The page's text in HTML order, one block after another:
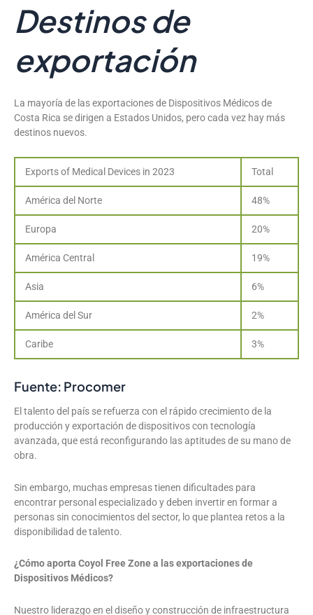
Destinos de
exportación
La mayoría de las exportaciones de Dispositivos Médicos de
Costa Rica se dirigen a Estados Unidos, pero cada vez hay más
destinos nuevos.
Exports of Medical Devices in 2023 Total
América del Norte 48%
Europa 20%
América Central 19%
Asia 6%
América del Sur 2%
Caribe 3%
Fuente: Procomer
El talento del país se refuerza con el rápido crecimiento de la
producción y exportación de dispositivos con tecnología
avanzada, que está reconfigurando las aptitudes de su mano de
obra.
Sin embargo, muchas empresas tienen dificultades para
encontrar personal especializado y deben invertir en formar a
personas sin conocimientos del sector, lo que plantea retos a la
disponibilidad de talento.
¿Cómo aporta Coyol Free Zone a las exportaciones de
Dispositivos Médicos?
Nuestro liderazgo en el diseño y construcción de infraestructura